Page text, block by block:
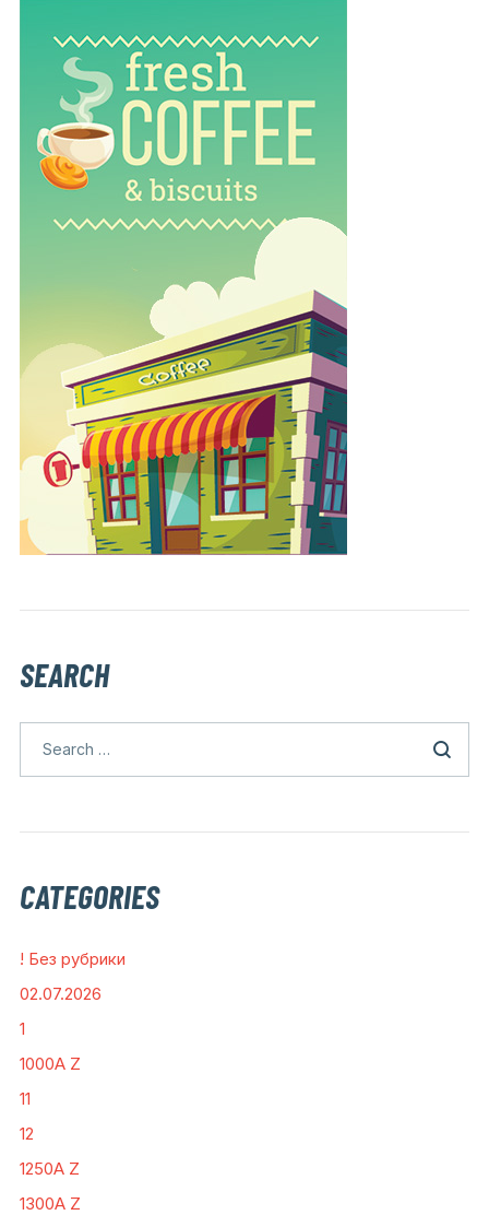
SEARCH
CATEGORIES
! Без рубрики
02.07.2026
1
1000A Z
11
12
1250A Z
1300A Z